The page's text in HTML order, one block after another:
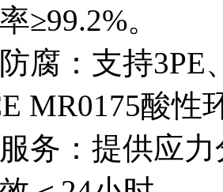
≥99.2%。
腐：支持3PE
MR0175酸性
务：提供应